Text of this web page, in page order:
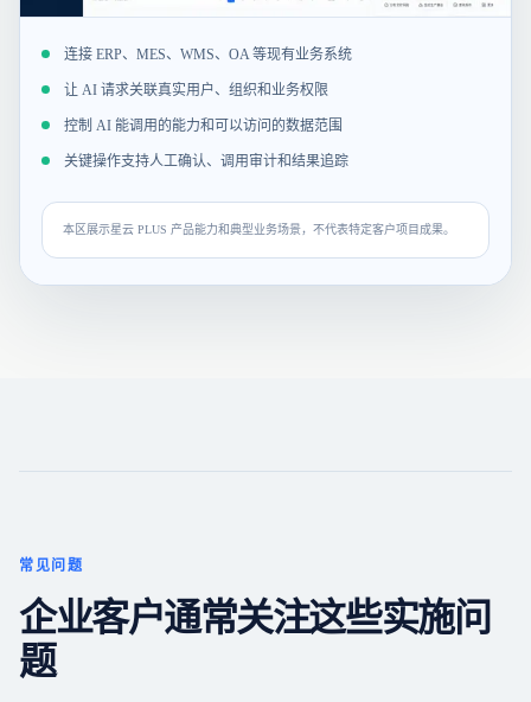
连接 ERP、MES、WMS、OA 等现有业务系统
让 AI 请求关联真实用户、组织和业务权限
控制 AI 能调用的能力和可以访问的数据范围
关键操作支持人工确认、调用审计和结果追踪
本区展示星云 PLUS 产品能力和典型业务场景，不代表特定客户项目成果。
常见问题
企业客户通常关注这些实施问
题